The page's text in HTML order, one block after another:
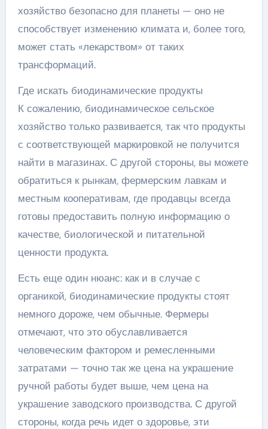
хозяйство безопасно для планеты — оно не
способствует изменению климата и, более того,
может стать «лекарством» от таких
трансформаций.
Где искать биодинамические продукты
К сожалению, биодинамическое сельское
хозяйство только развивается, так что продукты
с соответствующей маркировкой не получится
найти в магазинах. С другой стороны, вы можете
обратиться к рынкам, фермерским лавкам и
местным кооперативам, где продавцы всегда
готовы предоставить полную информацию о
качестве, биологической и питательной
ценности продукта.
Есть еще один нюанс: как и в случае с
органикой, биодинамические продукты стоят
немного дороже, чем обычные. Фермеры
отмечают, что это обуславливается
человеческим фактором и ремесленными
затратами — точно так же цена на украшение
ручной работы будет выше, чем цена на
украшение заводского производства. С другой
стороны, когда речь идет о здоровье, эти